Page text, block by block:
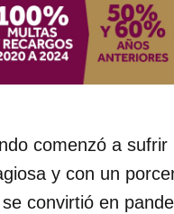
comenzó a
y con un
convirtió en